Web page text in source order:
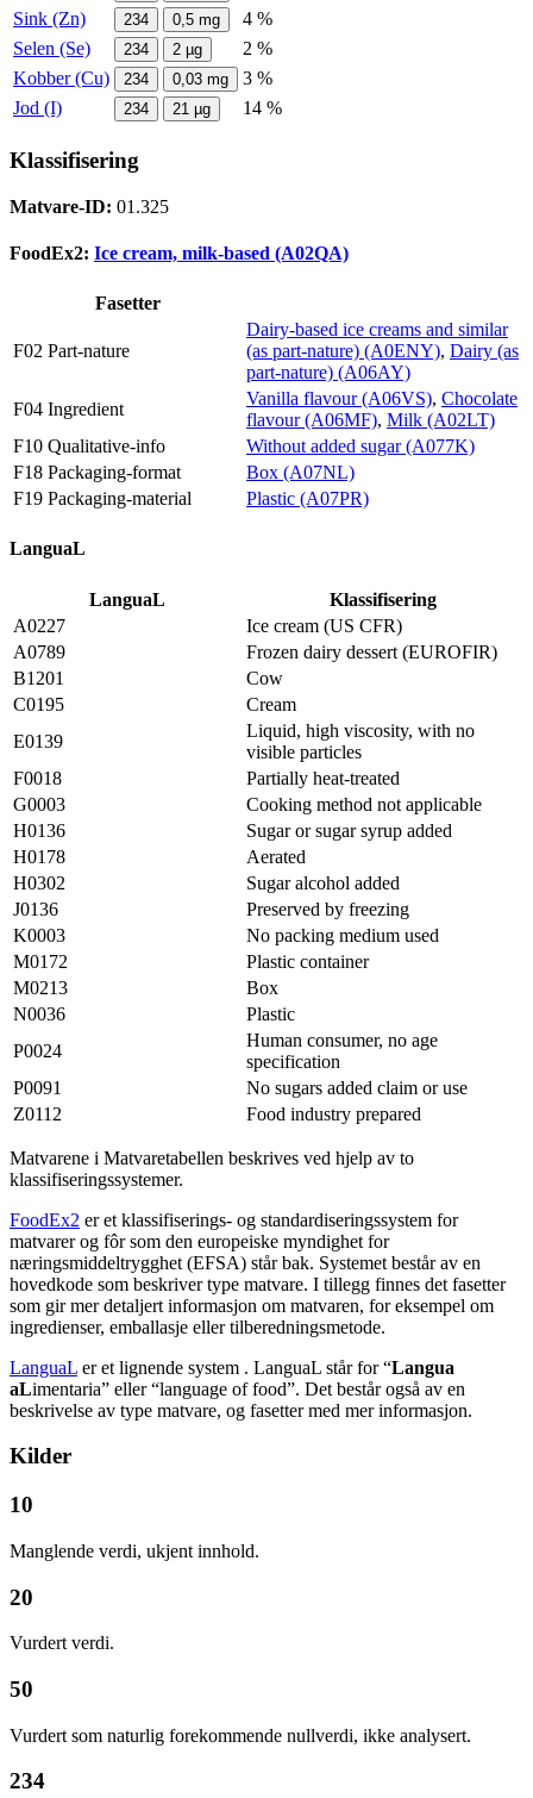
Sink (Zn) 234 0,5 mg
4 %
Selen (Se)
234 2 µg
2 %
Kobber (Cu)
234 0,03 mg
3 %
Jod (I)
234 21 µg 14 %
Klassifisering
Matvare-ID: 01.325
FoodEx2: Ice cream, milk-based (A02QA)
Fasetter
F02 Part-nature
Dairy-based ice creams and similar
(as part-nature) (A0ENY), Dairy (as
part-nature) (A06AY)
F04 Ingredient
Vanilla flavour (A06VS), Chocolate
flavour (A06MF), Milk (A02LT)
F10 Qualitative-info
Without added sugar (A077K)
F18 Packaging-format
Box (A07NL)
F19 Packaging-material
Plastic (A07PR)
LanguaL
LanguaL
Klassifisering
A0227
Ice cream (US CFR)
A0789
Frozen dairy dessert (EUROFIR)
B1201
Cow
C0195
Cream
E0139
Liquid, high viscosity, with no
visible particles
F0018
Partially heat-treated
G0003
Cooking method not applicable
H0136
Sugar or sugar syrup added
H0178
Aerated
H0302
Sugar alcohol added
J0136
Preserved by freezing
K0003
No packing medium used
M0172
Plastic container
M0213
Box
N0036
Plastic
P0024
Human consumer, no age
specification
P0091
No sugars added claim or use
Z0112
Food industry prepared
Matvarene i Matvaretabellen beskrives ved hjelp av to
klassifiseringssystemer.
FoodEx2 er et klassifiserings- og standardiseringssystem for
matvarer og fôr som den europeiske myndighet for
næringsmiddeltrygghet (EFSA) står bak. Systemet består av en
hovedkode som beskriver type matvare. I tillegg finnes det fasetter
som gir mer detaljert informasjon om matvaren, for eksempel om
ingredienser, emballasje eller tilberedningsmetode.
LanguaL er et lignende system . LanguaL står for “Langua
aLimentaria” eller “language of food”. Det består også av en
beskrivelse av type matvare, og fasetter med mer informasjon.
Kilder
10
Manglende verdi, ukjent innhold.
20
Vurdert verdi.
50
Vurdert som naturlig forekommende nullverdi, ikke analysert.
234